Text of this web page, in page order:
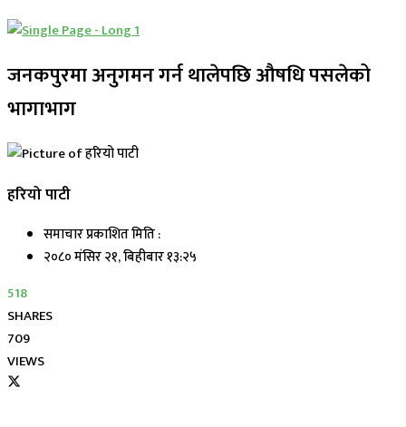
जनकपुरमा अनुगमन गर्न थालेपछि औषधि पसलेको
भागाभाग
हरियो पाटी
समाचार प्रकाशित मिति :
२०८० मंसिर २१, बिहीबार १३:२५
518
SHARES
709
VIEWS